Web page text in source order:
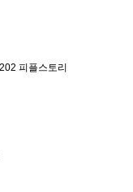
피플스토리